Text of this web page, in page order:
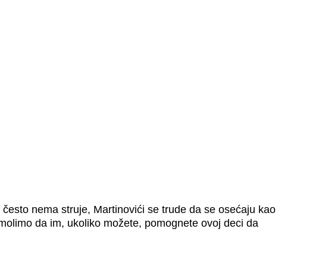
nema struje, Martinovići se trude da se osećaju kao
da im, ukoliko možete, pomognete ovoj deci da